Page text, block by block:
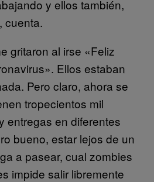
y ellos también,
cuenta.
gritaron al irse «Feliz
Ellos estaban
Pero claro, ahora se
tropecientos mil
entregas en diferentes
bueno, estar lejos de un
a pasear, cual zombies
impide salir libremente